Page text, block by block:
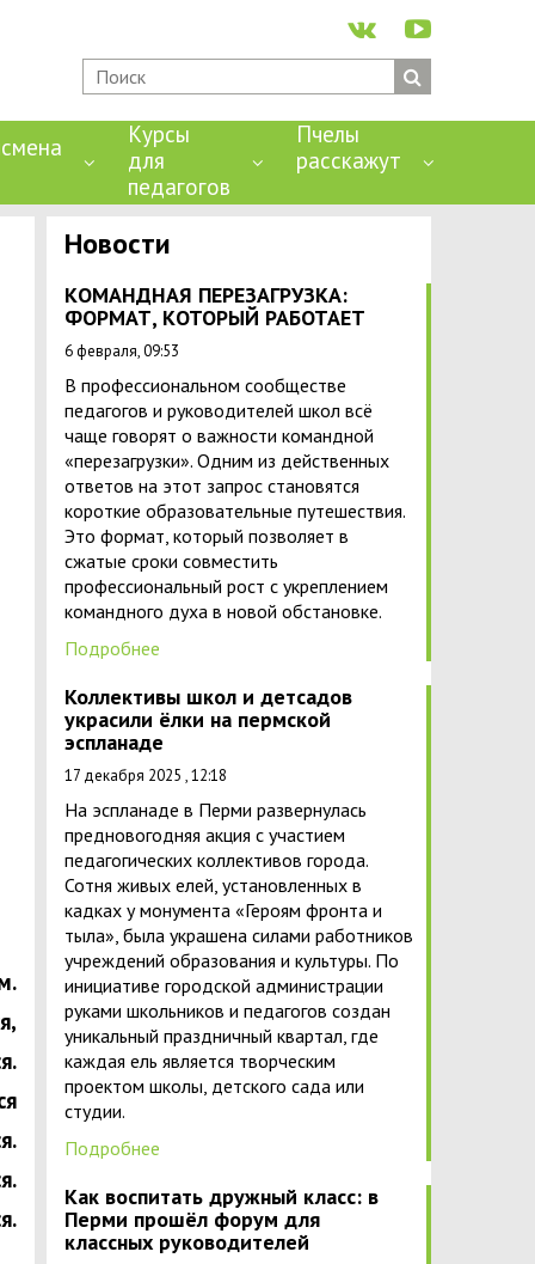
Курсы
для
педагогов
Пчелы
расскажут
Новости
КОМАНДНАЯ ПЕРЕЗАГРУЗКА:
ФОРМАТ, КОТОРЫЙ РАБОТАЕТ
6 февраля, 09:53
В профессиональном сообществе
педагогов и руководителей школ всё
чаще говорят о важности командной
«перезагрузки». Одним из действенных
ответов на этот запрос становятся
короткие образовательные путешествия.
Это формат, который позволяет в
сжатые сроки совместить
профессиональный рост с укреплением
командного духа в новой обстановке.
Подробнее
Коллективы школ и детсадов
украсили ёлки на пермской
эспланаде
17 декабря 2025 , 12:18
На эспланаде в Перми развернулась
предновогодняя акция с участием
педагогических коллективов города.
Сотня живых елей, установленных в
кадках у монумента «Героям фронта и
тыла», была украшена силами работников
учреждений образования и культуры. По
инициативе городской администрации
руками школьников и педагогов создан
уникальный праздничный квартал, где
каждая ель является творческим
проектом школы, детского сада или
студии.
Подробнее
Как воспитать дружный класс: в
Перми прошёл форум для
классных руководителей